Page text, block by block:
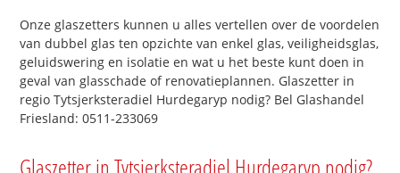
Onze glaszetters kunnen u alles vertellen over de voordelen
van dubbel glas ten opzichte van enkel glas, veiligheidsglas,
geluidswering en isolatie en wat u het beste kunt doen in
geval van glasschade of renovatieplannen. Glaszetter in
regio Tytsjerksteradiel Hurdegaryp nodig? Bel Glashandel
Friesland: 0511-233069
Glaszetter in Tytsjerksteradiel Hurdegaryp nodig?